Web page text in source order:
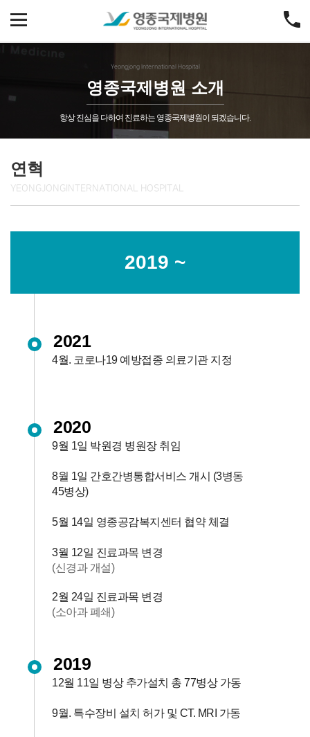
Yeongjong International Hospital
영종국제병원 소개
항상 진심을 다하여 진료하는 영종국제병원이 되겠습니다.
연혁
YEONGJONG INTERNATIONAL HOSPITAL
디지털 마케팅 시장
' 진출 '
2019 ~
2021
4월. 코로나19 예방접종 의료기관 지정
2020
9월 1일 박원경 병원장 취임
8월 1일 간호간병통합서비스 개시 (3병동
45병상)
5월 14일 영종공감복지센터 협약 체결
3월 12일 진료과목 변경
(신경과 개설)
2월 24일 진료과목 변경
(소아과 폐쇄)
2019
12월 11일 병상 추가설치 총 77병상 가동
9월. 특수장비 설치 허가 및 CT. MRI 가동